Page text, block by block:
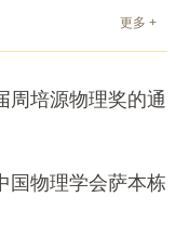
更多 +
周培源物理奖的通
国物理学会萨本栋